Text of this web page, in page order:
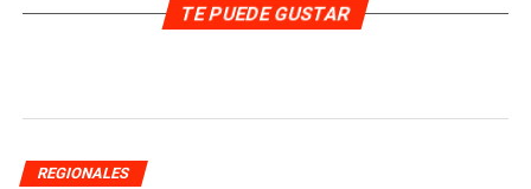
TE PUEDE GUSTAR
REGIONALES